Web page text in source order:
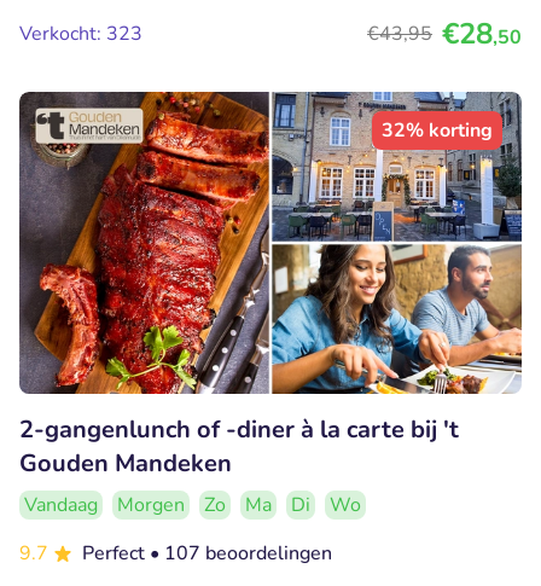
Verkocht: 323
€43,95 €28,50
32% korting
2-gangenlunch of -diner à la carte bij 't
Gouden Mandeken
Vandaag Morgen Zo Ma Di
Wo
9.7
Perfect • 107 beoordelingen